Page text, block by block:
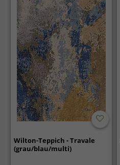
Wilton-Teppich - Travale
(grau/blau/multi)